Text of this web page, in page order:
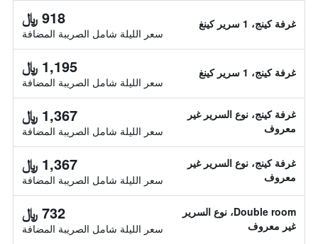
غرفة كينج، 1 سرير كينغ 918 ﷼
سعر الليلة شامل الصريبة المضافة
غرفة كينج، 1 سرير كينغ 1,195 ﷼
سعر الليلة شامل الصريبة المضافة
غرفة كينج، نوع السرير غير
معروف
1,367 ﷼
سعر الليلة شامل الصريبة المضافة
غرفة كينج، نوع السرير غير
معروف
1,367 ﷼
سعر الليلة شامل الصريبة المضافة
Double room، نوع السرير
غير معروف
732 ﷼
سعر الليلة شامل الصريبة المضافة